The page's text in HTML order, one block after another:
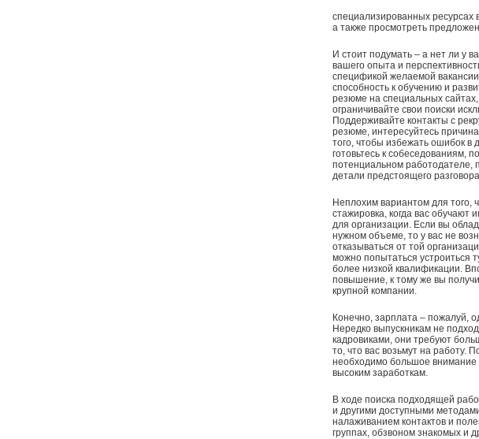
специализированных ресурсах
а также просмотреть
И стоит подумать – а нет ли у
вашего опыта и
спецификой желаемой
способность к обучению и
резюме на специальных
ограничивайте свои поиски
Поддерживайте контакты с
резюме, интересуйтесь
того, чтобы избежать ошибок
готовьтесь к собеседованиям,
потенциальном работодателе,
детали предстоящего
Неплохим вариантом для того,
стажировка, когда вас
для организации. Если вы
нужном объеме, то у вас не
отказываться от той
можно попытаться устроиться
более низкой квалификации.
повышение, к тому же вы
крупной компании.
Конечно, зарплата – пожалуй,
Нередко выпускникам не
кадровиками, они требуют
то, что вас возьмут на работу.
необходимо большое внимание
высоким заработкам.
В ходе поиска подходящей
и другими доступными
налаживанием контактов и
группах, обзвоном знакомых и